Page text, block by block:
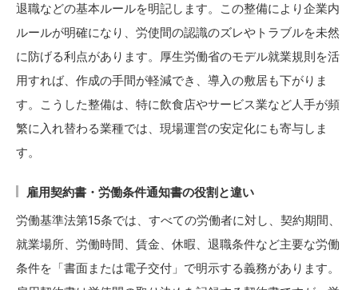
退職などの基本ルールを明記します。この整備により企業内
ルールが明確になり、労使間の認識のズレやトラブルを未然
に防げる利点があります。厚生労働省のモデル就業規則を活
用すれば、作成の手間が軽減でき、導入の敷居も下がりま
す。こうした整備は、特に飲食店やサービス業など人手が頻
繁に入れ替わる業種では、現場運営の安定化にも寄与しま
す。
雇用契約書・労働条件通知書の役割と違い
労働基準法第15条では、すべての労働者に対し、契約期間、
就業場所、労働時間、賃金、休暇、退職条件など主要な労働
条件を「書面または電子交付」で明示する義務があります。